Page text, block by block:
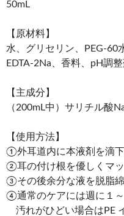
50mL
【原材料】
水、グリセリン、PEG-60
EDTA-2Na、香料、pH調整
【主成分】
（200mL中）サリチル酸
【使用方法】
①外耳道内に本液剤を滴下
②耳の付け根を優しくマッ
③その後余分な液を脱脂綿
④通常のケアには週に１～
汚れがひどい場合はPE